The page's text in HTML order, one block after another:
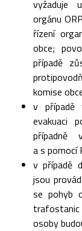
vyžaduje
orgánu
řízení
obce;
případě
komise
v případě
evakuaci
případně
a s pomocí
v případě
jsou
se pohyb
trafostanic
osoby